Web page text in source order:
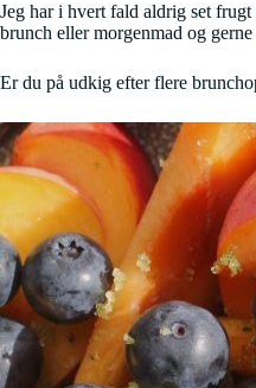
Jeg har i hvert fald aldrig set
brunch eller morgenmad og
Er du på udkig efter flere